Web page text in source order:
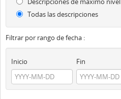
Todas las descripciones
Filtrar por rango de fecha :
Inicio Fin